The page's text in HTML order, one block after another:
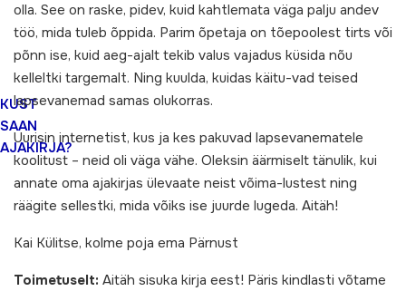
KUST
SAAN
AJAKIRJA?
olla. See on raske, pidev, kuid kahtlemata väga palju andev
töö, mida tuleb õppida. Parim õpetaja on tõepoolest tirts või
põnn ise, kuid aeg-ajalt tekib valus vajadus küsida nõu
kelleltki targemalt. Ning kuulda, kuidas käitu-vad teised
lapsevanemad samas olukorras.
Uurisin internetist, kus ja kes pakuvad lapsevanematele
koolitust – neid oli väga vähe. Oleksin äärmiselt tänulik, kui
annate oma ajakirjas ülevaate neist võima-lustest ning
räägite sellestki, mida võiks ise juurde lugeda. Aitäh!
Kai Külitse, kolme poja ema Pärnust
Toimetuselt: Aitäh sisuka kirja eest! Päris kindlasti võtame